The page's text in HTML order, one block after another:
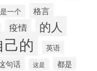
是一个 格言
疫情 的人
己的 英语
句话 这是 都是